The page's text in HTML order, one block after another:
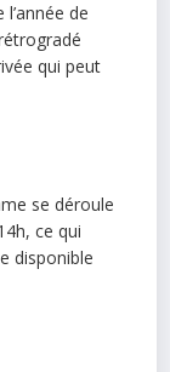
de
qui peut
se déroule
ce qui
disponible